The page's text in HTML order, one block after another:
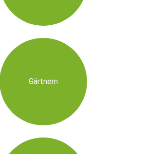
Gärtnern